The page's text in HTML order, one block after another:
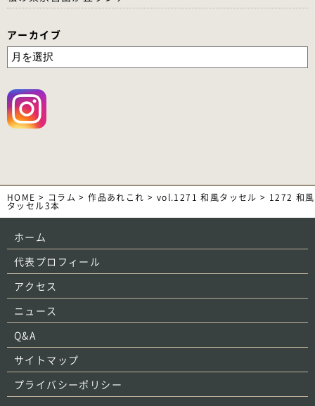
アーカイブ
HOME > コラム >作品あれこれ > vol.1271 和風タッセル > 1272 和風
タッセル3本
ホーム
代表プロフィール
アクセス
ニュース
Q&A
サイトマップ
プライバシーポリシー